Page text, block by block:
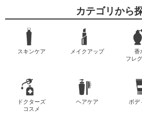
カテゴリから
スキンケア メイクアップ
香
フレ
ドクターズ
コスメ
ヘアケア ボデ